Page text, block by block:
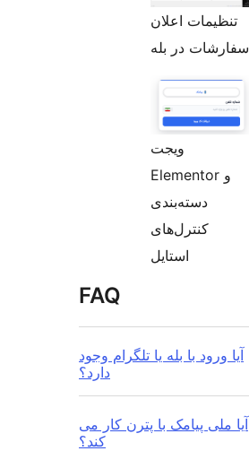
تنظیمات اعلان
سفارشات در بله
ویجت
Elementor و
دسته‌بندی
کنترل‌های
استایل
FAQ
آیا ورود با بله یا تلگرام وجود
دارد؟
آیا ملی پیامک با پترن کار می
کند؟